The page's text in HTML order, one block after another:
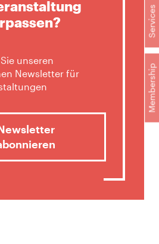
Membership
Services
unseren
Newsletter für